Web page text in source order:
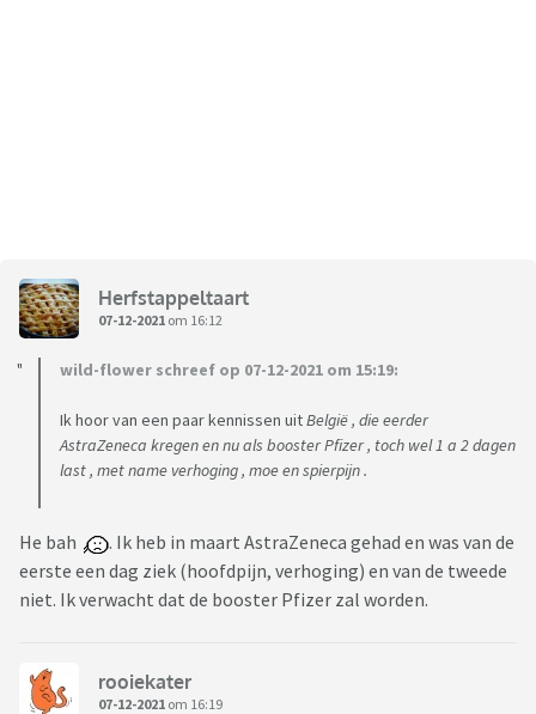
Herfstappeltaart
07-12-2021 om 16:12
wild-flower schreef op 07-12-2021 om 15:19:
Ik hoor van een paar kennissen uitBelgië , die eerder
AstraZeneca kregen en nu als booster Pfizer , toch wel 1 a 2 dagen
last , met name verhoging , moe en spierpijn .
He bah
. Ik heb in maart AstraZeneca gehad en was van de
eerste een dag ziek (hoofdpijn, verhoging) en van de tweede
niet. Ik verwacht dat de booster Pfizer zal worden.
rooiekater
07-12-2021 om 16:19